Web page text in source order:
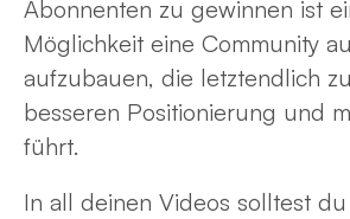
Abonnenten zu gewinnen ist
Möglichkeit eine Community
aufzubauen, die letztendlich
besseren Positionierung und
führt.
In all deinen Videos solltest